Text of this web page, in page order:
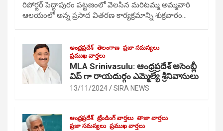
రిపోర్టర్ పెద్దాపురం పట్టణంలో వెలసిన మరిటమ్మ అమ్మవారి
ఆలయంలో అన్న ప్రసాద వితరణ కార్యక్రమాన్ని శుక్రవారం…
ఆంధ్రప్రదేశ్ తెలంగాణ ప్రజా సమస్యలు
ప్రముఖ వార్తలు
MLA Srinivasulu: ఆంధ్రప్రదేశ్ అసెంబ్లీ
విప్ గా రాయదుర్గం ఎమ్మెల్యే శ్రీనివాసులు
13/11/2024 SIRA NEWS
ఆంధ్రప్రదేశ్ ట్రేండింగ్ వార్తలు తాజా వార్తలు
ప్రజా సమస్యలు ప్రముఖ వార్తలు